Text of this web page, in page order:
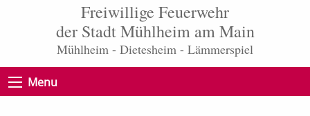
Freiwillige Feuerwehr
der Stadt Mühlheim am Main
Mühlheim - Dietesheim - Lämmerspiel
Menu